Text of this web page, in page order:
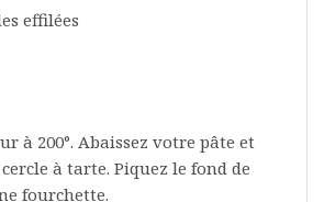
effilées
à 200°. Abaissez votre pâte et
à tarte. Piquez le fond de
fourchette.